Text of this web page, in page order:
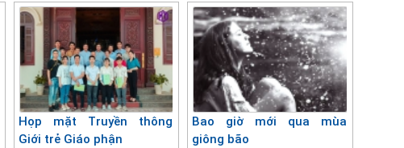
Họp mặt Truyền thông
Giới trẻ Giáo phận
Bao giờ mới qua mùa
giông bão